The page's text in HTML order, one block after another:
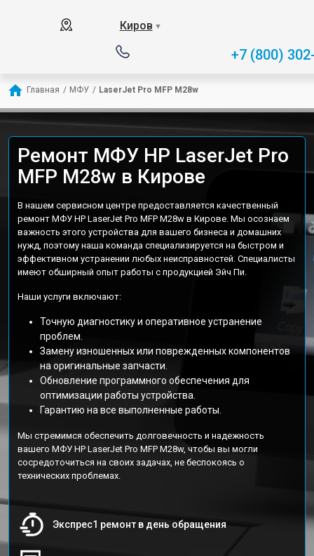
Киров ▼
+7 (800)
Главная / МФУ / LaserJet Pro MFP M28w
Ремонт МФУ HP LaserJet Pro
MFP M28w в Кирове
В нашем сервисном центре предоставляется качественный
ремонт МФУ HP LaserJet Pro MFP M28w в Кирове. Мы осознаем
важность этого устройства для вашего бизнеса и домашних
нужд, поэтому наша команда специализируется на быстром и
эффективном устранении любых неисправностей. Специалисты
имеют обширный опыт работы с продукцией Эйч Пи.
Наши услуги включают:
Точную диагностику и оперативное устранение
проблем.
Замену изношенных или поврежденных компонентов
на оригинальные запчасти.
Обновление программного обеспечения для
оптимизации работы устройства.
Гарантию на все выполненные работы.
Мы стремимся обеспечить долговечность и надежность
вашего МФУ HP LaserJet Pro MFP M28w, чтобы вы могли
сосредоточиться на своих задачах, не беспокоясь о
технических проблемах.
Экспрес1 ремонт в день обращения